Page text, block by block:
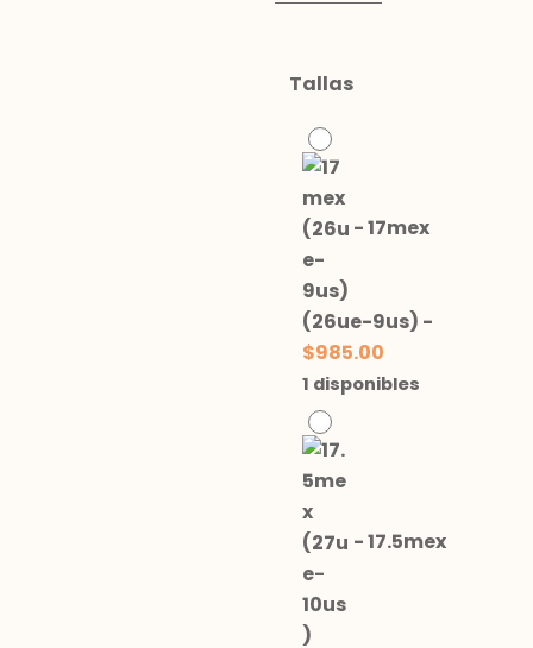
Tallas
-17mex
(26ue-9us) -
$985.00
1 disponibles
-17.5mex